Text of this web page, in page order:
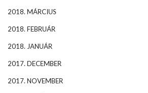
2018. MÁRCIUS
2018. FEBRUÁR
2018. JANUÁR
2017. DECEMBER
2017. NOVEMBER